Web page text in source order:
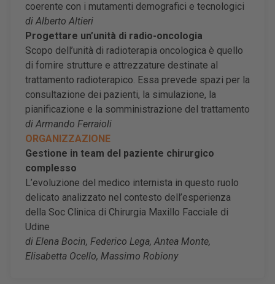
coerente con i mutamenti demografici e tecnologici
di Alberto Altieri
Progettare un’unità di radio-oncologia
Scopo dell’unità di radioterapia oncologica è quello
di fornire strutture e attrezzature destinate al
trattamento radioterapico. Essa prevede spazi per la
consultazione dei pazienti, la simulazione, la
pianificazione e la somministrazione del trattamento
di Armando Ferraioli
ORGANIZZAZIONE
Gestione in team del paziente chirurgico
complesso
L’evoluzione del medico internista in questo ruolo
delicato analizzato nel contesto dell’esperienza
della Soc Clinica di Chirurgia Maxillo Facciale di
Udine
di Elena Bocin, Federico Lega, Antea Monte,
Elisabetta Ocello, Massimo Robiony